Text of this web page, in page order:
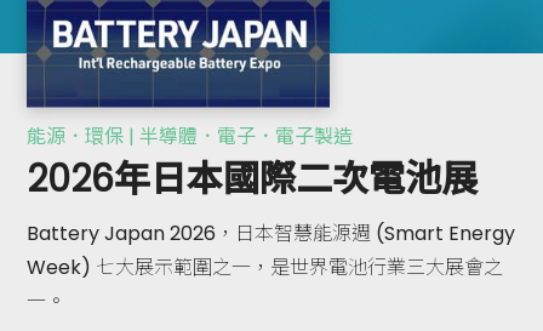
能源．環保 | 半導體．電子．電子製造
2026年日本國際二次電池展
Battery Japan 2026，日本智慧能源週 (Smart Energy
Week) 七大展示範圍之一，是世界電池行業三大展會之
一。